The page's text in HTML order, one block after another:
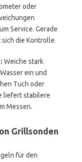
oder
Service. Gerade
die Kontrolle.
Weiche stark
ein und
Tuch oder
liefert stabilere
Messen.
Grillsonden
für den